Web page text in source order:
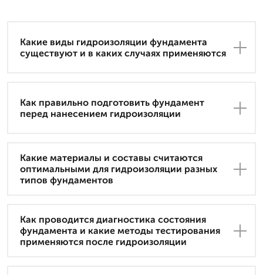
Какие виды гидроизоляции фундамента
существуют и в каких случаях применяются
Как правильно подготовить фундамент
перед нанесением гидроизоляции
Какие материалы и составы считаются
оптимальными для гидроизоляции разных
типов фундаментов
Как проводится диагностика состояния
фундамента и какие методы тестирования
применяются после гидроизоляции